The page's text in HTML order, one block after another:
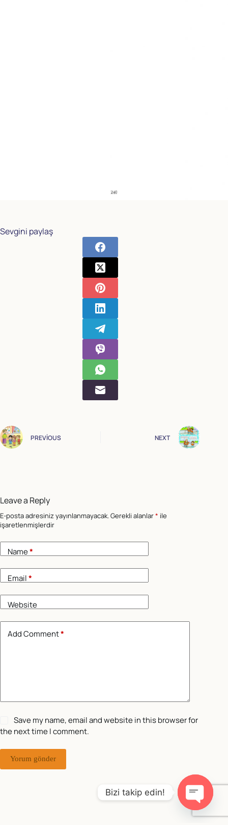
Sevgini paylaş
PREVIOUS NEXT
Leave a Reply
E-posta adresiniz yayınlanmayacak.Gerekli alanlar* ile
işaretlenmişlerdir
Name*
Email*
Website
Add Comment*
Save my name, email and website in this browser for
the next time I comment.
Yorum gönder
Bizi takip edin!
O